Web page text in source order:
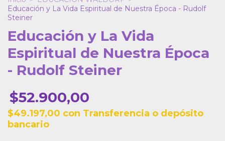
Educación y La Vida Espiritual de Nuestra Época - Rudolf
Steiner
Educación y La Vida
Espiritual de Nuestra Época
- Rudolf Steiner
$52.900,00
$49.197,00 con Transferencia o depósito
bancario